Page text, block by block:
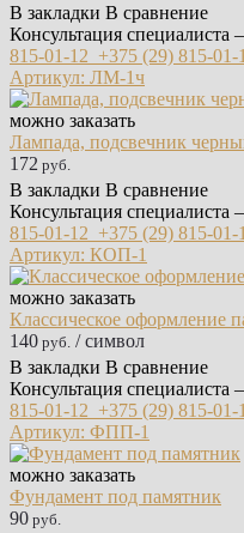
В закладки В сравнение
Консультация специалиста
815-01-12 +375 (29) 815-01-
Артикул: ЛМ-1ч
можно заказать
Лампада, подсвечник
172 руб.
В закладки В сравнение
Консультация специалиста
815-01-12 +375 (29) 815-01-
Артикул: КОП-1
можно заказать
Классическое оформление
140 руб. / символ
В закладки В сравнение
Консультация специалиста
815-01-12 +375 (29) 815-01-
Артикул: ФПП-1
можно заказать
Фундамент под памятник
90 руб.